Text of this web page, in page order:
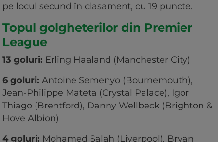
pe locul secund în clasament, cu 19 puncte.
Topul golgheterilor din Premier
League
13 goluri: Erling Haaland (Manchester City)
6 goluri: Antoine Semenyo (Bournemouth),
Jean-Philippe Mateta (Crystal Palace), Igor
Thiago (Brentford), Danny Wellbeck (Brighton &
Hove Albion)
4 goluri: Mohamed Salah (Liverpool), Bryan